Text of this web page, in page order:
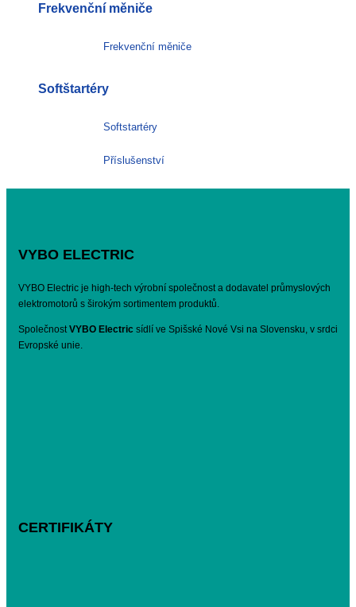
Frekvenční měniče
Frekvenční měniče
Softštartéry
Softstartéry
Příslušenství
VYBO ELECTRIC
VYBO Electric je high-tech výrobní společnost a dodavatel průmyslových
elektromotorů s širokým sortimentem produktů.
Společnost VYBO Electric sídlí ve Spišské Nové Vsi na Slovensku, v srdci
Evropské unie.
CERTIFIKÁTY